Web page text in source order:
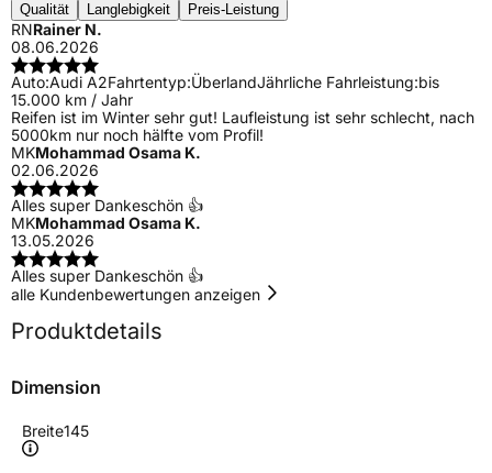
Qualität
Langlebigkeit Preis-Leistung
RNRainer N.
08.06.2026
Auto:Audi A2Fahrtentyp:ÜberlandJährliche Fahrleistung:bis
15.000 km / Jahr
Reifen ist im Winter sehr gut! Laufleistung ist sehr schlecht, nach
5000km nur noch hälfte vom Profil!
MKMohammad Osama K.
02.06.2026
Alles super Dankeschön 👍
MKMohammad Osama K.
13.05.2026
Alles super Dankeschön 👍
alle Kundenbewertungen anzeigen
Produktdetails
Dimension
Breite145